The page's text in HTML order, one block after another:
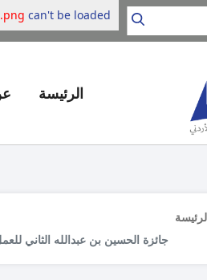
الرئيسة
جائزة الحسين بن عبدالله الثاني
can't be loaded.